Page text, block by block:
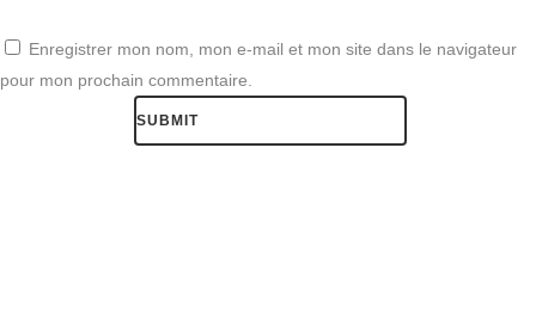
Enregistrer mon nom, mon e-mail et mon site dans le navigateur
pour mon prochain commentaire.